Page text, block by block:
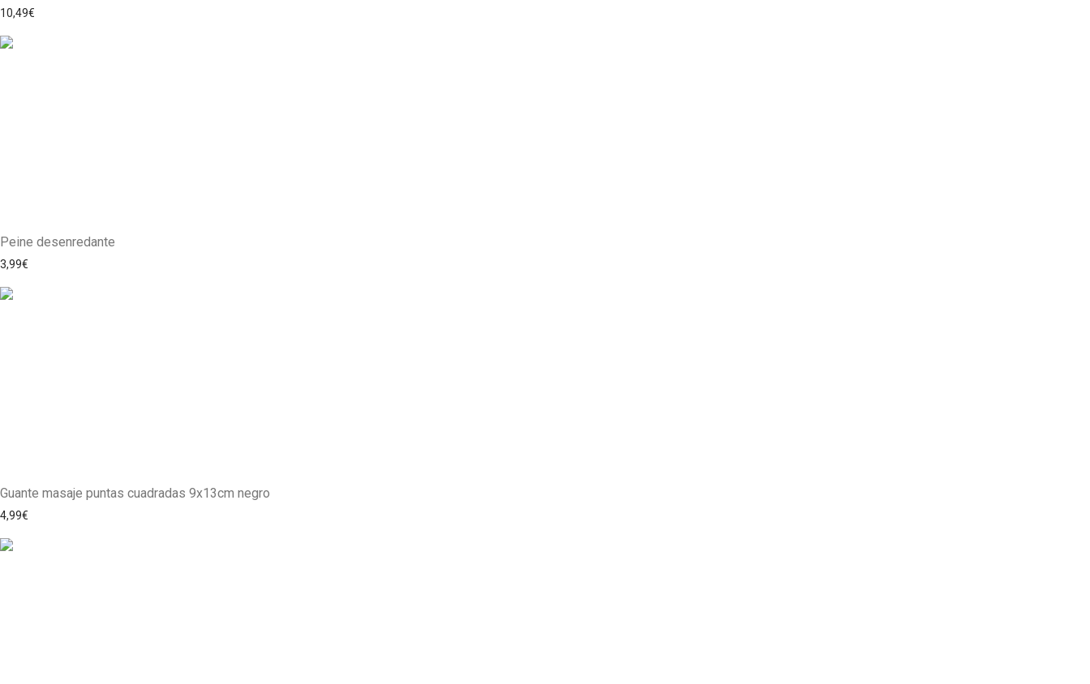
10,49€
Peine desenredante
3,99€
Guante masaje puntas cuadradas 9x13cm negro
4,99€